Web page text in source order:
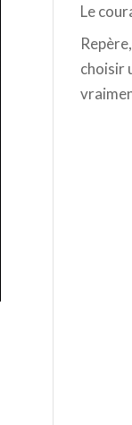
Le
choisir